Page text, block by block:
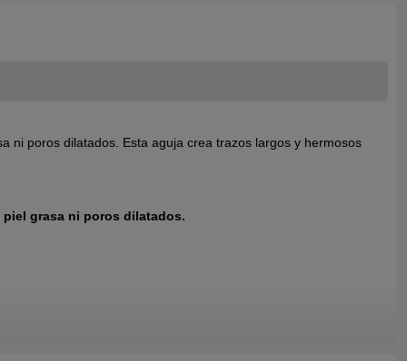
ni poros dilatados. Esta aguja crea trazos largos y hermosos
grasa ni poros dilatados.